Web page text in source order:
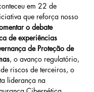
em 22 de
que reforça nosso
o debate
de experiências
de Proteção de
, o avanço regulatório,
riscos de terceiros, o
liderança na